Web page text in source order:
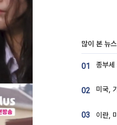
많이 본 뉴스
01
02
03